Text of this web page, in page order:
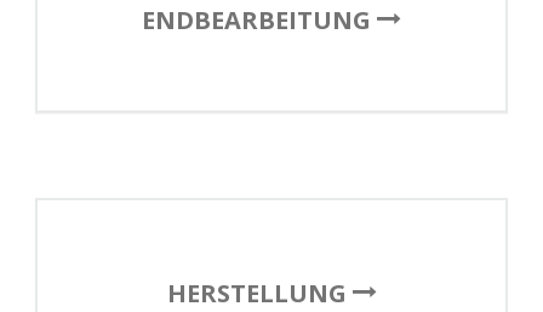
ENDBEARBEITUNG
HERSTELLUNG